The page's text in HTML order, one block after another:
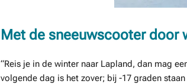
Met de sneeuwscooter door
“Reis je in de winter naar Lapland, dan mag
volgende dag is het zover; bij -17 graden